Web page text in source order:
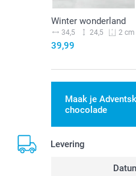
Winter wonderland
34,5 24,5 2 cm
39,99
Maak je
chocolade
Levering